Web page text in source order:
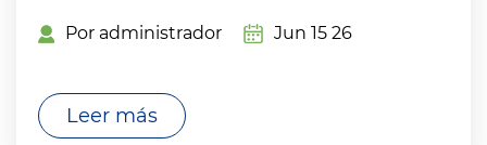
Por administrador Jun 15 26
Leer más